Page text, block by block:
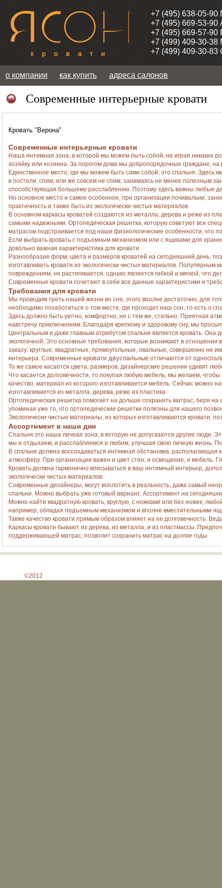
+7 (495) 638-05-90
+7 (495) 669-53-90
+7 (495) 669-57-90
+7 (499) 409-30-38
+7 (499) 409-30-83
о компании как купить адреса салонов
Современные интерьерные кровати
Кровать "Верона"
Современные интерьерные кровати
Наша интимная зона, в которой мы можем быть собой, не играя никаких
хозяйку или хозяина. За порогом дома мы добропорядочные граждане,
Единственное место, где мы можем быть сами собой, это спальня.
в постели, спим, или же совсем не спим, занимаясь не менее полезным
способствующая большему расслаблению. Поэтому здесь важны любые
Но основное место и самое особенное, при организации почивальни,
практичность и также быть из экологически чистых материалов.
В основном каркасы кроватей создаются из металла, дерева и реже из
самыми надежными. Ортопедическая решетка, которую советуют все
матрасом подстраивается под наши физиологические особенности, что
Если выбрать кровать с подъемным механизмом или с ящиками для
довольно важная характеристика для кровати.
Разнообразие форм, цвета и размеров кроватей на сегодняшний день,
изготавливать кровати из экологически чистых материалов.
повреждениям, не растягивается, однако является гибкой и мягкой, что
Современные кровати сочетают в себе все данные характеристики и
Требования для кровати
Мы проводим треть нашей жизни во сне, этого вполне достаточно, для
необходимо позаботиться о том месте, где проходит наш сон, то есть о
Здесь должно быть уютно, комфортно, но с тем же, стильно. Приятная
навстречу приключениям. Благодаря крепкому и здоровому сну, мы
Центральным и даже главным атрибутом спальни является кровать. Она
экологичной. Это основные требования, которые возникают в
заказу: круглые, квадратные, прямоугольные, овальные, совершенно не
интерьера. Современные кровати двуспальные отличаются от
То же самое касается цвета, размеров, дизайнерские решения удивят
Что касается долговечности, то покупая любую мебель, мы желаем,
качество, материал из которого изготавливается мебель. Сейчас можно
изготавливается из металла, дерева, реже из пластика.
Ортопедическая решетка помогает на дольше сохранить матрас, беря на
упоминая уже то, что ортопедические решетки полезны для нашего
Экологически чистые материалы, из которых изготавливаются кровати,
Ассортимент в наши дни
Спальня это наша личная зона, в которую не допускаются другие люди.
мы и отдыхаем, и расслабляемся и любим, улучшая свою личную жизнь.
В спальне должна воссоздаваться интимная обстановка,
атмосферу. При организации важен и цвет стен, и освещение, и мебель.
Кровать должна гармонично вписываться в ваш интимный интерьер,
экологически чистых материалов.
Современные дизайнеры, могут воплотить в реальность, даже самый
спальни. Можно выбрать уже готовый вариант. Ассортимент на
Можно найти квадратную кровать, круглую, с ножками или без ножек,
например, обладая подъемным механизмом и вполне вместительными
Также качество кровати прямым образом влияет на ее долговечность.
Каркасы кровати бывают из дерева, из металла, и из пластмассы.
поддерживающей матрас, позволит сохранить матрас на долгие годы.
©2012